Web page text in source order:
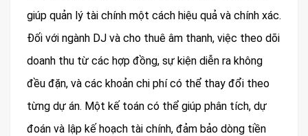
giúp quản lý tài chính một cách hiệu quả và chính xác.
Đối với ngành DJ và cho thuê âm thanh, việc theo dõi
doanh thu từ các hợp đồng, sự kiện diễn ra không
đều đặn, và các khoản chi phí có thể thay đổi theo
từng dự án. Một kế toán có thể giúp phân tích, dự
đoán và lập kế hoạch tài chính, đảm bảo dòng tiền